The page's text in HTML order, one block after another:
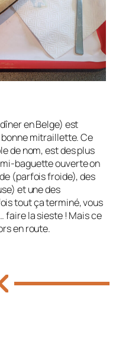
en Belge) est
bonne mitraillette. Ce
de nom, est des plus
baguette ouverte on
(parfois froide), des
et une des
tout ça terminé, vous
faire la sieste ! Mais ce
en route.